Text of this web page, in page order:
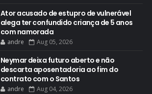
Ator acusado de estupro de vulnerável
alega ter confundido criança de 5 anos
com namorada
andre Aug 05, 2026
Neymar deixa futuro aberto e não
descarta aposentadoria ao fim do
contrato com o Santos
andre Aug 04, 2026